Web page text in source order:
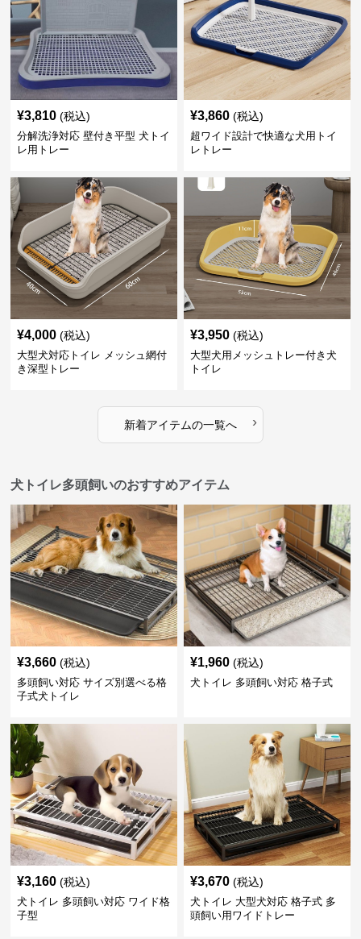
¥3,810 (税込)
分解洗浄対応 壁付き平型 犬トイ
レ用トレー
¥3,860 (税込)
超ワイド設計で快適な犬用トイ
レトレー
¥4,000 (税込)
大型犬対応トイレ メッシュ網付
き深型トレー
¥3,950 (税込)
大型犬用メッシュトレー付き犬
トイレ
新着アイテムの一覧へ ›
犬トイレ多頭飼いのおすすめアイテム
¥3,660 (税込)
多頭飼い対応 サイズ別選べる格
子式犬トイレ
¥1,960 (税込)
犬トイレ 多頭飼い対応 格子式
¥3,160 (税込)
犬トイレ 多頭飼い対応 ワイド格
子型
¥3,670 (税込)
犬トイレ 大型犬対応 格子式 多
頭飼い用ワイドトレー